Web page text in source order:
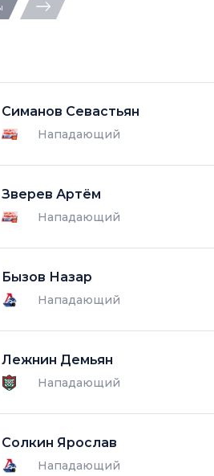
Симанов Севастьян
Нападающий
Зверев Артём
Нападающий
Бызов Назар
Нападающий
Лежнин Демьян
Нападающий
Солкин Ярослав
Нападающий